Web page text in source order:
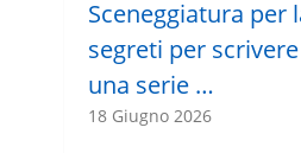
Sceneggiatura per
segreti per
una serie …
18 Giugno 2026